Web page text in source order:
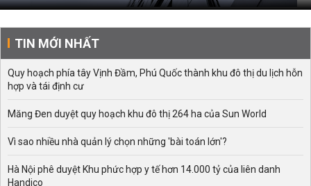
TIN MỚI NHẤT
Quy hoạch phía tây Vịnh Đầm, Phú Quốc thành khu đô thị du lịch hỗn
hợp và tái định cư
Măng Đen duyệt quy hoạch khu đô thị 264 ha của Sun World
Vì sao nhiều nhà quản lý chọn những 'bài toán lớn'?
Hà Nội phê duyệt Khu phức hợp y tế hơn 14.000 tỷ của liên danh
Handico